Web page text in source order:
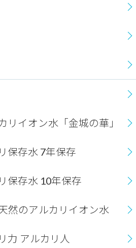
リイオン水「金城の華」
保存水 7年保存
保存水 10年保存
然のアルカリイオン水
力 アルカリ人